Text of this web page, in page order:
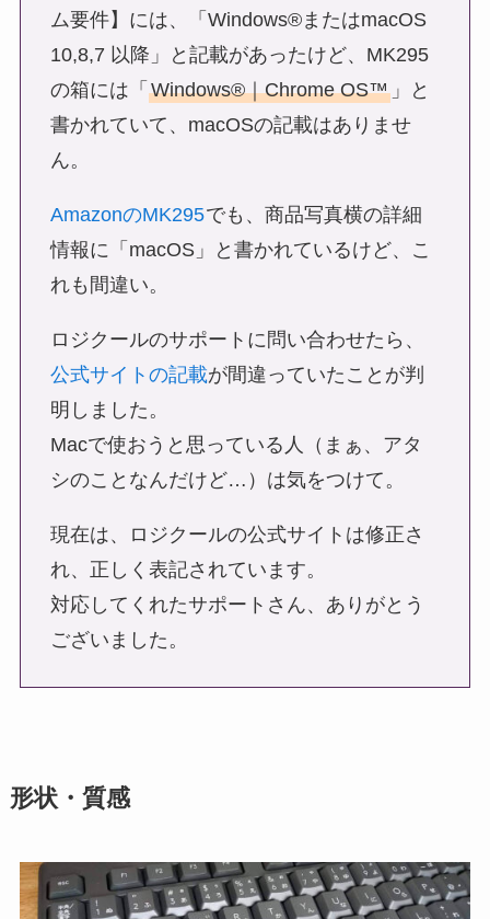
ム要件】には、「Windows®またはmacOS
10,8,7 以降」と記載があったけど、MK295
の箱には「 Windows®︎｜Chrome OS™️」と
書かれていて、macOSの記載はありませ
ん。
AmazonのMK295でも、商品写真横の詳細
情報に「macOS」と書かれているけど、こ
れも間違い。
ロジクールのサポートに問い合わせたら、
公式サイトの記載が間違っていたことが判
明しました。
Macで使おうと思っている人（まぁ、アタ
シのことなんだけど…）は気をつけて。
現在は、ロジクールの公式サイトは修正さ
れ、正しく表記されています。
対応してくれたサポートさん、ありがとう
ございました。
形状・質感